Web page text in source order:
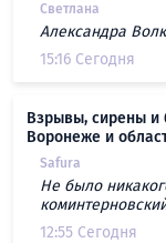
Светлана
Александра
15:16 Сегодня
Взрывы, сирены и
Воронеже и
Safura
Не было
12:55 Сегодня